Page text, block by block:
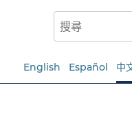
English Español 中